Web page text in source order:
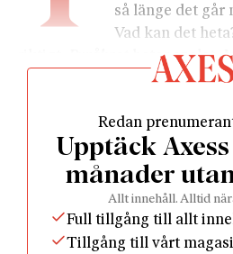
så länge det går
Vad kan det
heter spelet.
i all ära, en av
Det är rasande roligt, inte
tärningar överskattade.
spelet fram av ”ursäkter”,
att inte göra det man ska.
Eller fram och fram. Spelets
du inte ska vara först i mål”.
Redan
Upptäck
månader
Allt innehåll. Alltid
Full tillgång till allt
Tillgång till vårt